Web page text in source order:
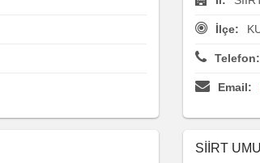
İlçe:
Telefon:
Email:
SİİRT